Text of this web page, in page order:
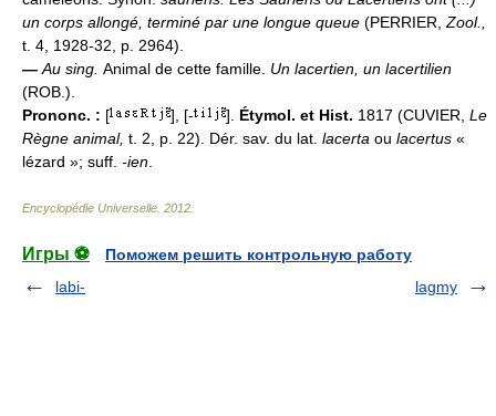
un corps allongé, terminé par une longue queue (PERRIER, Zool.,
t. 4, 1928-32, p. 2964).
— Au sing. Animal de cette famille. Un lacertien, un lacertilien
(ROB.).
Prononc. : [ ], [- ]. Étymol. et Hist. 1817 (CUVIER, Le
Règne animal, t. 2, p. 22). Dér. sav. du lat. lacerta ou lacertus «
lézard »; suff. -ien
Encyclopédie Universelle 2012
Игры ⚽
Поможем решить контрольную работу
labi-
lagmy